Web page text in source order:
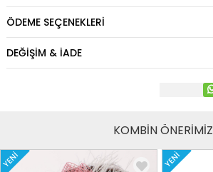
ÖDEME SEÇENEKLERI
DEĞIŞIM & İADE
KOMBİN ÖNERİMİZ
YENI YENI